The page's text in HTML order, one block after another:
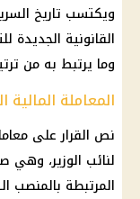
ويكتسب تاريخ
القانونية الجديدة
وما يرتبط به من
المعاملة
نص القرار على
لنائب الوزير، وهي
المرتبطة بالمنصب